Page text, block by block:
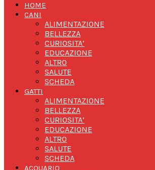
HOME
CANI
ALIMENTAZIONE
BELLEZZA
CURIOSITA’
EDUCAZIONE
ALTRO
SALUTE
SCHEDA
GATTI
ALIMENTAZIONE
BELLEZZA
CURIOSITA’
EDUCAZIONE
ALTRO
SALUTE
SCHEDA
ACQUARIO